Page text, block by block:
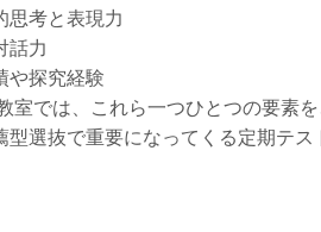
考と表現力
話力
や探究経験
室では、これら一つひとつの要素
型選抜で重要になってくる定期テ